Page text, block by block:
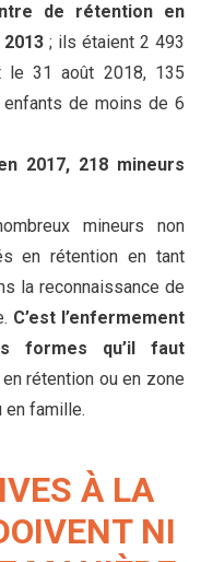
de rétention en
; ils étaient 2 493
le 31 août 2018, 135
de moins de 6
2017, 218 mineurs
mineurs non
en rétention en tant
la reconnaissance de
C’est l’enfermement
formes qu’il faut
rétention ou en zone
en famille.
À LA
NI